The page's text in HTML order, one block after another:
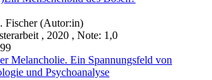
Fischer (Autor:in)
, 2020 , Note: 1,0
Melancholie. Ein Spannungsfeld von
und Psychoanalyse